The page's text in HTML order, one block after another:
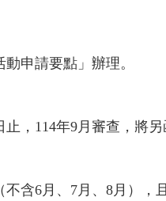
申請要點」辦理。
，114年9月審查，將另
含6月、7月、8月）